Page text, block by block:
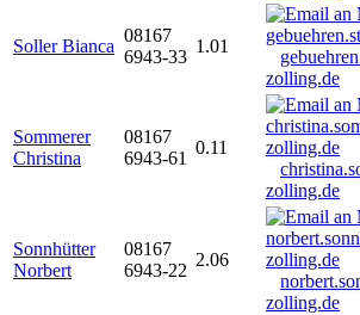
Soller Bianca
08167
6943-33
1.01
zolling.de
Sommerer
Christina
08167
6943-61
0.11
zolling.de
Sonnhütter
Norbert
08167
6943-22
2.06
zolling.de